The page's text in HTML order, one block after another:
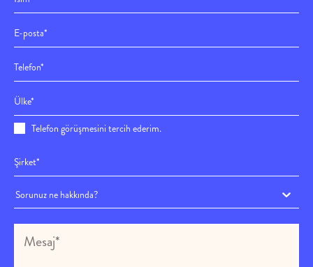
Telefon görüşmesini tercih ederim.
Sorunuz ne hakkında?